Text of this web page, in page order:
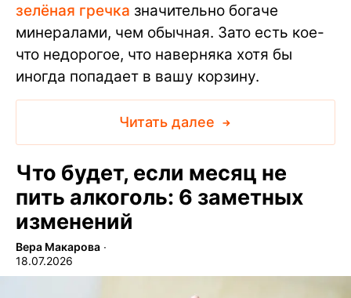
зелёная гречка значительно богаче
минералами, чем обычная. Зато есть кое-
что недорогое, что наверняка хотя бы
иногда попадает в вашу корзину.
Читать далее
Что будет, если месяц не
пить алкоголь: 6 заметных
изменений
Вера Макарова ∙
18.07.2026